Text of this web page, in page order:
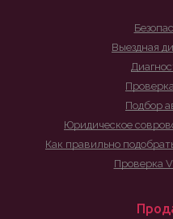
Выездная
Подбор
Юридическое
Как правильно
Проверка